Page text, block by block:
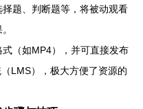
题、判断题等，将被动观看
式（如MP4），并可直接发布
LMS），极大方便了资源的